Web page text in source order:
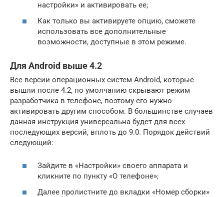
настройки» и активировать ее;
Как только вы активируете опцию, сможете
использовать все дополнительные
возможности, доступные в этом режиме.
Для Android выше 4.2
Все версии операционных систем Android, которые
вышли после 4.2, по умолчанию скрывают режим
разработчика в телефоне, поэтому его нужно
активировать другим способом. В большинстве случаев
данная инструкция универсальна будет для всех
последующих версий, вплоть до 9.0. Порядок действий
следующий:
Зайдите в «Настройки» своего аппарата и
кликните по пункту «О телефоне»;
Далее пролистните до вкладки «Номер сборки»